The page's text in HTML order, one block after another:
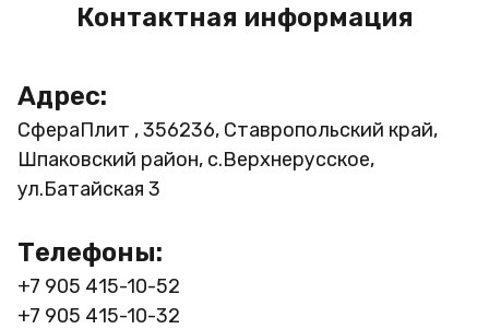
Контактная информация
Адрес:
СфераПлит , 356236, Ставропольский край,
Шпаковский район, с.Верхнерусское,
ул.Батайская 3
Телефоны:
+7 905 415-10-52
+7 905 415-10-32